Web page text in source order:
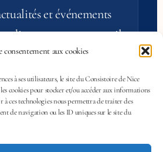
consentement aux cookies
à ses utilisateurs, le site du Consistoire de Nice
cookies pour stocker et/ou accéder aux informations
à ces technologies nous permettra de traiter des
de navigation ou les ID uniques sur le site du
et événements
directement par e‑mail.